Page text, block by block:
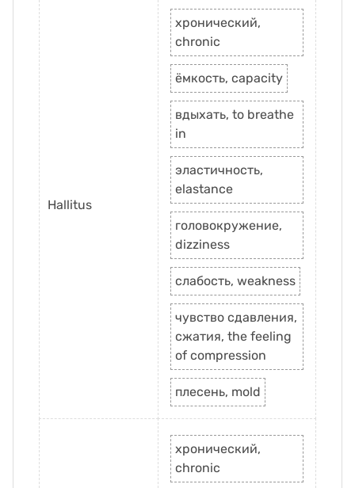
Hallitus
хронический,
chronic
ёмкость, capacity
вдыхать, to breathe
in
эластичность,
elastance
головокружение,
dizziness
слабость, weakness
чувство сдавления,
сжатия, the feeling
of compression
плесень, mold
хронический,
chronic